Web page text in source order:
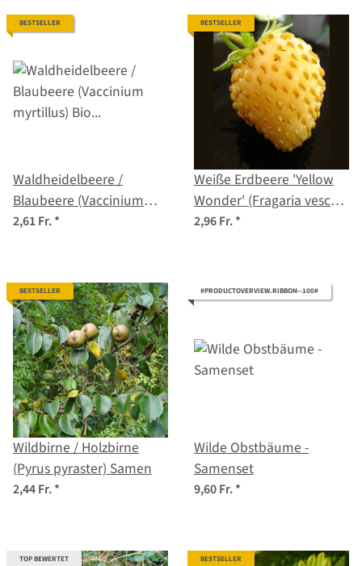
BESTSELLER
Waldheidelbeere /
Blaubeere (Vaccinium
myrtillus) Bio Saatgut
2,61 Fr.*
BESTSELLER
Weiße Erdbeere 'Yellow
Wonder' (Fragaria vesca)
Samen
2,96 Fr.*
BESTSELLER
Wildbirne / Holzbirne
(Pyrus pyraster) Samen
2,44 Fr.*
#PRODUCTOVERVIEW.RIBBON--100#
Wilde Obstbäume -
Samenset
9,60 Fr.*
TOP BEWERTET BESTSELLER